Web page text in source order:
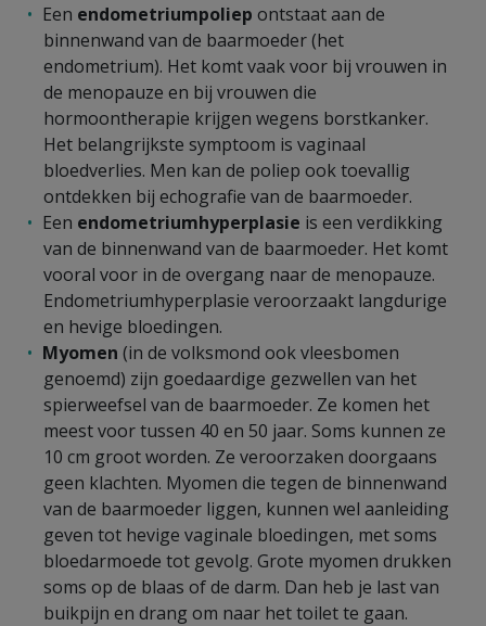
Een endometriumpoliep ontstaat aan de
binnenwand van de baarmoeder (het
endometrium). Het komt vaak voor bij vrouwen in
de menopauze en bij vrouwen die
hormoontherapie krijgen wegens borstkanker.
Het belangrijkste symptoom is vaginaal
bloedverlies. Men kan de poliep ook toevallig
ontdekken bij echografie van de baarmoeder.
Een endometriumhyperplasie is een verdikking
van de binnenwand van de baarmoeder. Het komt
vooral voor in de overgang naar de menopauze.
Endometriumhyperplasie veroorzaakt langdurige
en hevige bloedingen.
Myomen (in de volksmond ook vleesbomen
genoemd) zijn goedaardige gezwellen van het
spierweefsel van de baarmoeder. Ze komen het
meest voor tussen 40 en 50 jaar. Soms kunnen ze
10 cm groot worden. Ze veroorzaken doorgaans
geen klachten. Myomen die tegen de binnenwand
van de baarmoeder liggen, kunnen wel aanleiding
geven tot hevige vaginale bloedingen, met soms
bloedarmoede tot gevolg. Grote myomen drukken
soms op de blaas of de darm. Dan heb je last van
buikpijn en drang om naar het toilet te gaan.